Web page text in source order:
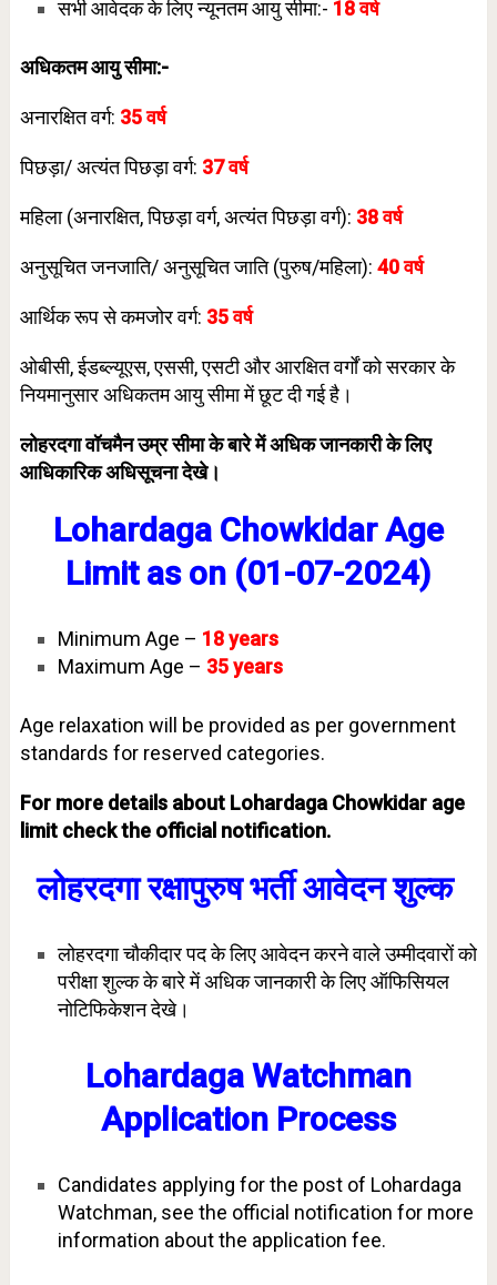
सभी आवेदक के लिए न्यूनतम आयु सीमा:- 18वर्ष
अधिकतम आयु सीमा:-
अनारक्षित वर्ग: 35वर्ष
पिछड़ा/ अत्यंत पिछड़ा वर्ग: 37वर्ष
महिला (अनारक्षित, पिछड़ा वर्ग, अत्यंत पिछड़ा वर्ग): 38वर्ष
अनुसूचित जनजाति/ अनुसूचित जाति (पुरुष/महिला): 40वर्ष
आर्थिक रूप से कमजोर वर्ग: 35 वर्ष
ओबीसी, ईडब्ल्यूएस, एससी, एसटी और आरक्षित वर्गों को सरकार के
नियमानुसार अधिकतम आयु सीमा में छूट दी गई है।
लोहरदगा वॉचमैन उम्र सीमा के बारे में अधिक जानकारी के लिए
आधिकारिक अधिसूचना देखे।
Lohardaga ChowkidarAge
Limit as on (01-07-2024)
Minimum Age – 18years
Maximum Age – 35years
Age relaxation will be provided as per government
standards for reserved categories.
For more details about Lohardaga Chowkidar age
limit check the official notification.
लोहरदगा रक्षापुरुष भर्ती आवेदन शुल्क
लोहरदगा चौकीदार पद के लिए आवेदन करने वाले उम्मीदवारों को
परीक्षा शुल्क के बारे में अधिक जानकारी के लिए ऑफिसियल
नोटिफिकेशन देखे।
Lohardaga Watchman
Application Process
Candidates applying for the post of Lohardaga
Watchman, see the official notification for more
information about the application fee.